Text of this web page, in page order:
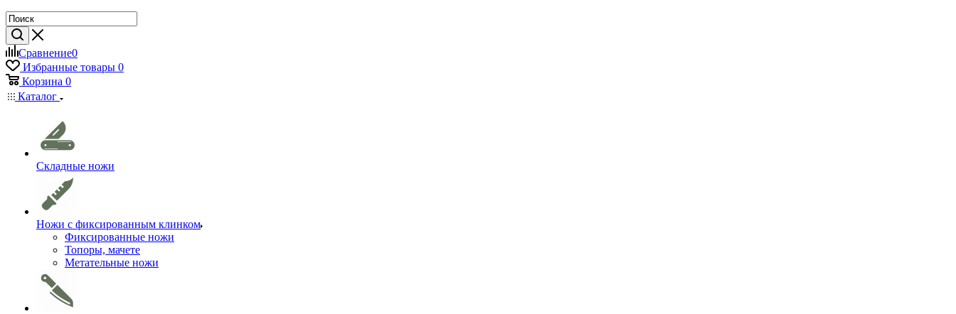
Сравнение0
Избранные товары 0
Корзина 0
Каталог
Складные ножи
Ножи с фиксированным клинком
Фиксированные ножи
Топоры, мачете
Метательные ножи